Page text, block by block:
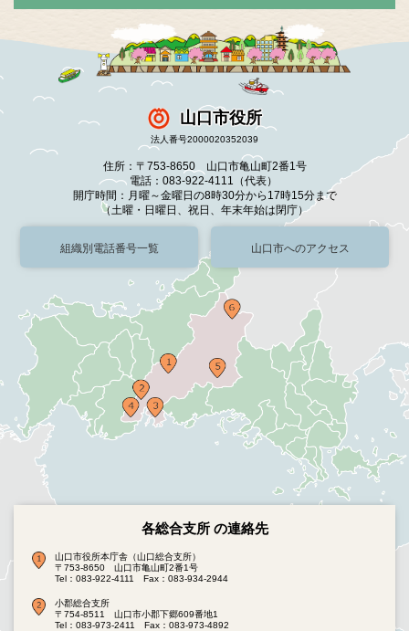
山口市役所
法人番号2000020352039
住所：〒753-8650 山口市亀山町2番1号
電話：083-922-4111（代表）
開庁時間：月曜～金曜日の8時30分から17時15分まで
（土曜・日曜日、祝日、年末年始は閉庁）
組織別電話番号一覧 山口市へのアクセス
各総合支所 の連絡先
山口市役所本庁舎（山口総合支所）
〒753-8650 山口市亀山町2番1号
Tel：083-922-4111
Fax：083-934-2944
小郡総合支所
〒754-8511 山口市小郡下郷609番地1
Tel：083-973-2411
Fax：083-973-4892